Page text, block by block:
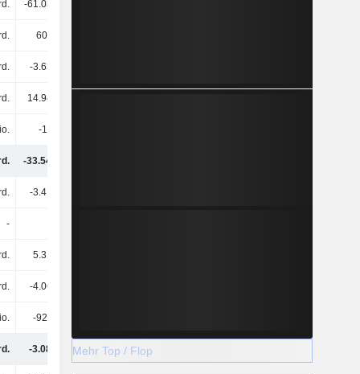
-61.03 Mrd.
602 Mio.
-3.63 Mrd.
14.94 Mrd.
-12 Mio.
-33.54 Mrd.
-3.41 Mrd.
-
5.31 Mrd.
-4.06 Mrd.
-923 Mio.
-3.08 Mrd. -29.46 Mrd. -46.78 Mrd.
Mehr Top / Flop